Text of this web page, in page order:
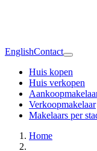
EnglishContact
Huis kopen
Huis verkopen
Verkoopmakelaar
Makelaars per
Home